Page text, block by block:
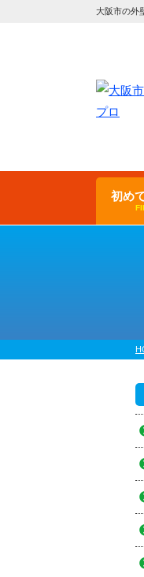
大阪市の外
初め